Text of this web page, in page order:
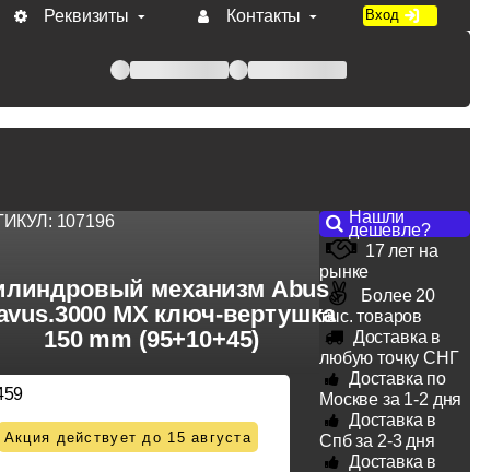
Реквизиты Контакты Вход
оплате по счету.
107196
механизм Abus
MX ключ-вертушка
150 mm (95+10+45)
Акция действует до 15 августа
Нашли
дешевле?
17 лет на
рынке
Более 20
тыс. товаров
Доставка в
любую точку СНГ
Доставка по
Москве за 1-2 дня
Доставка в
Спб за 2-3 дня
Доставка в